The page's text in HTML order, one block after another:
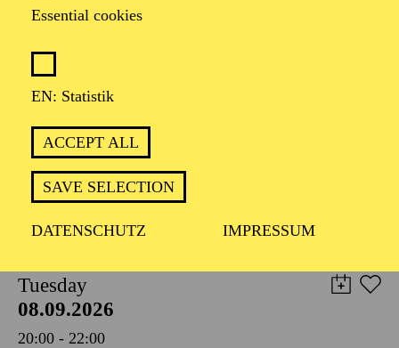
Essential cookies
EN: Statistik
ACCEPT ALL
SAVE SELECTION
DATENSCHUTZ IMPRESSUM
19:30 - 21:30
BLICK AUF DEN IRAN –
STIMMEN ZUR AKTUELLEN
LAGE
TICKETS
8,00€
Tuesday
08.09.2026
20:00 - 22:00